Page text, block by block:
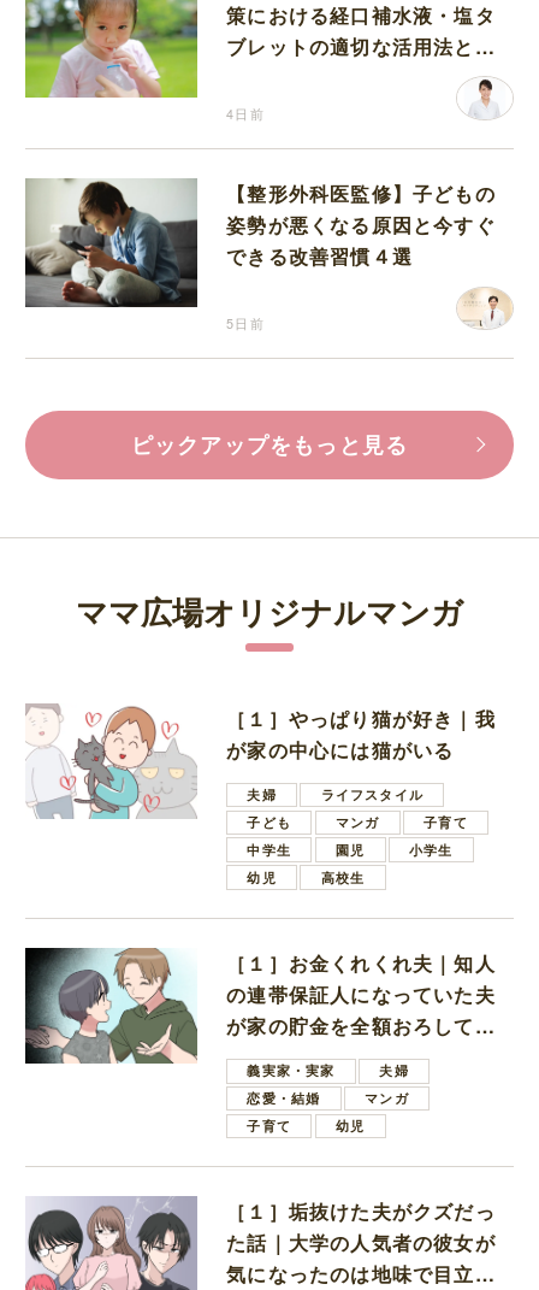
策における経口補水液・塩タ
ブレットの適切な活用法と水
4日前
【整形外科医監修】子どもの
姿勢が悪くなる原因と今すぐ
できる改善習慣４選
5日前
ピックアップをもっと見る
ママ広場オリジナルマンガ
［１］やっぱり猫が好き｜我
が家の中心には猫がいる
夫婦
ライフスタイル
子ども
マンガ
子育て
中学生
園児
小学生
幼児
高校生
［１］お金くれくれ夫｜知人
の連帯保証人になっていた夫
が家の貯金を全額おろしてほ
しいと言ってきた
義実家・実家
夫婦
恋愛・結婚
マンガ
子育て
幼児
［１］垢抜けた夫がクズだっ
た話｜大学の人気者の彼女が
気になったのは地味で目立た